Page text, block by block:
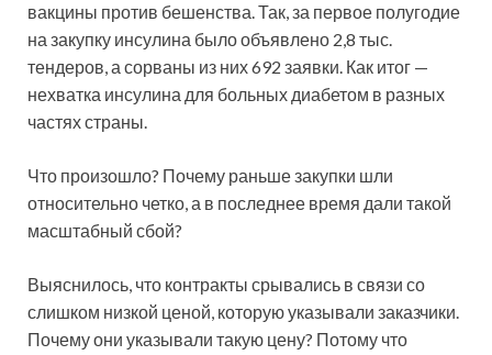
вакцины против бешенства. Так, за первое полугодие
на закупку инсулина было объявлено 2,8 тыс.
тендеров, а сорваны из них 692 заявки. Как итог —
нехватка инсулина для больных диабетом в разных
частях страны.
Что произошло? Почему раньше закупки шли
относительно четко, а в последнее время дали такой
масштабный сбой?
Выяснилось, что контракты срывались в связи со
слишком низкой ценой, которую указывали заказчики.
Почему они указывали такую цену? Потому что